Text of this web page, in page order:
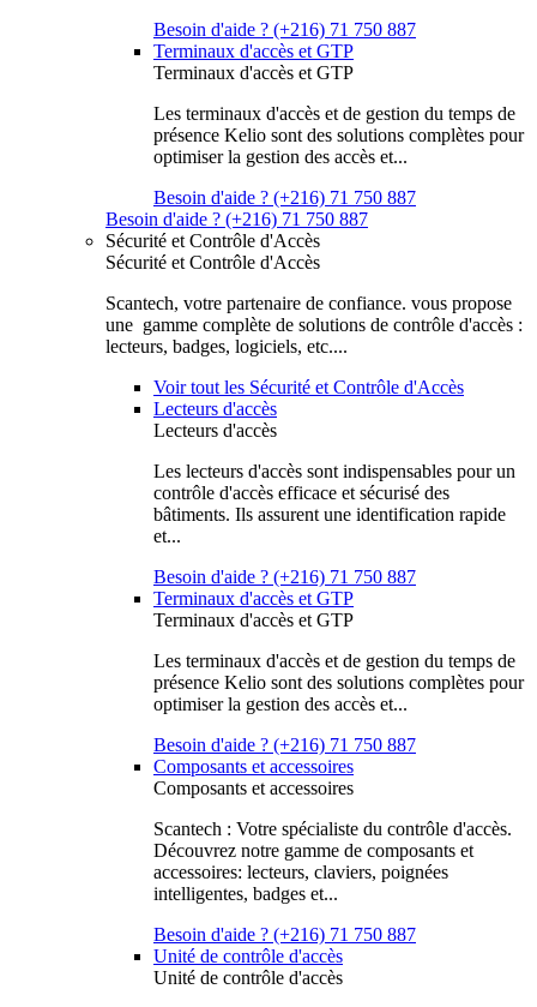
Besoin d'aide ? (+216) 71 750 887
Terminaux d'accès et GTP
Terminaux d'accès et GTP
Les terminaux d'accès et de gestion du temps de
présence Kelio sont des solutions complètes pour
optimiser la gestion des accès et...
Besoin d'aide ? (+216) 71 750 887
Besoin d'aide ? (+216) 71 750 887
Sécurité et Contrôle d'Accès
Sécurité et Contrôle d'Accès
Scantech, votre partenaire de confiance. vous propose
une gamme complète de solutions de contrôle d'accès :
lecteurs, badges, logiciels, etc....
Voir tout les Sécurité et Contrôle d'Accès
Lecteurs d'accès
Lecteurs d'accès
Les lecteurs d'accès sont indispensables pour un
contrôle d'accès efficace et sécurisé des
bâtiments. Ils assurent une identification rapide
et...
Besoin d'aide ? (+216) 71 750 887
Terminaux d'accès et GTP
Terminaux d'accès et GTP
Les terminaux d'accès et de gestion du temps de
présence Kelio sont des solutions complètes pour
optimiser la gestion des accès et...
Besoin d'aide ? (+216) 71 750 887
Composants et accessoires
Composants et accessoires
Scantech : Votre spécialiste du contrôle d'accès.
Découvrez notre gamme de composants et
accessoires: lecteurs, claviers, poignées
intelligentes, badges et...
Besoin d'aide ? (+216) 71 750 887
Unité de contrôle d'accès
Unité de contrôle d'accès